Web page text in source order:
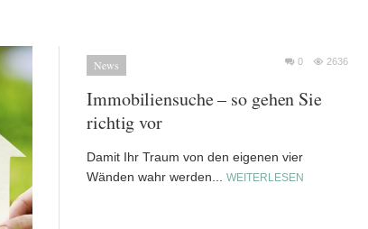
News 2636
0
Immobiliensuche – so gehen Sie
richtig vor
Damit Ihr Traum von den eigenen vier
Wänden wahr werden... WEITERLESEN